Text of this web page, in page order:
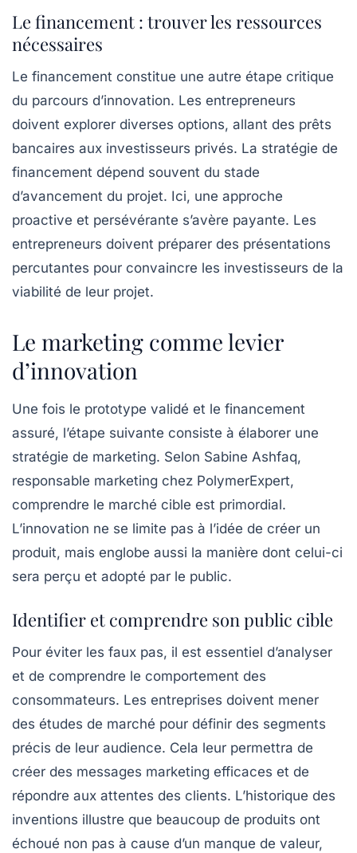
Le financement : trouver les ressources
nécessaires
Le financement constitue une autre étape critique
du parcours d’innovation. Les entrepreneurs
doivent explorer diverses options, allant des prêts
bancaires aux investisseurs privés. La stratégie de
financement dépend souvent du stade
d’avancement du projet. Ici, une approche
proactive et persévérante s’avère payante. Les
entrepreneurs doivent préparer des présentations
percutantes pour convaincre les investisseurs de la
viabilité de leur projet.
Le marketing comme levier
d’innovation
Une fois le prototype validé et le financement
assuré, l’étape suivante consiste à élaborer une
stratégie de marketing. Selon Sabine Ashfaq,
responsable marketing chez PolymerExpert,
comprendre le marché cible est primordial.
L’innovation ne se limite pas à l’idée de créer un
produit, mais englobe aussi la manière dont celui-ci
sera perçu et adopté par le public.
Identifier et comprendre son public cible
Pour éviter les faux pas, il est essentiel d’analyser
et de comprendre le comportement des
consommateurs. Les entreprises doivent mener
des études de marché pour définir des segments
précis de leur audience. Cela leur permettra de
créer des messages marketing efficaces et de
répondre aux attentes des clients. L’historique des
inventions illustre que beaucoup de produits ont
échoué non pas à cause d’un manque de valeur,